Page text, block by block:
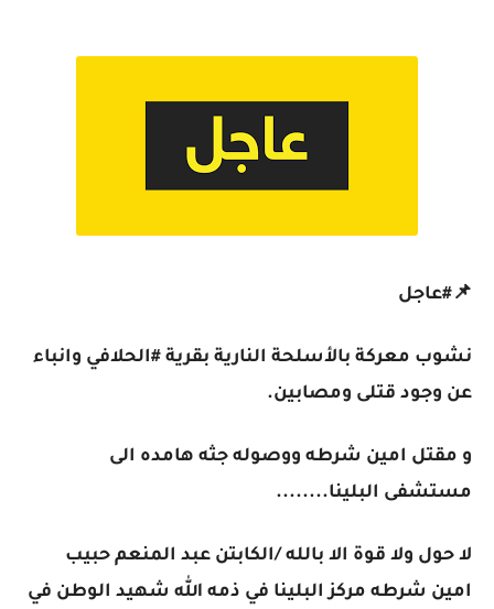
📌#عاجل
نشوب معركة بالأسلحة النارية بقرية #الحلافي وانباء
عن وجود قتلى ومصابين.
و مقتل امين شرطه ووصوله جثه هامده الى
مستشفى البلينا........
لا حول ولا قوة الا بالله /الكابتن عبد المنعم حبيب
امين شرطه مركز البلينا في ذمه الله شهيد الوطن في